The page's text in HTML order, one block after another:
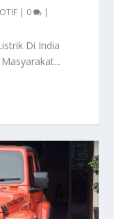
| 0 |
Di India